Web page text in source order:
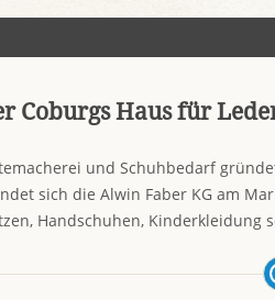
Coburgs Haus für
und Schuhbedarf
sich die Alwin Faber KG am
Handschuhen, Kinderkleidung